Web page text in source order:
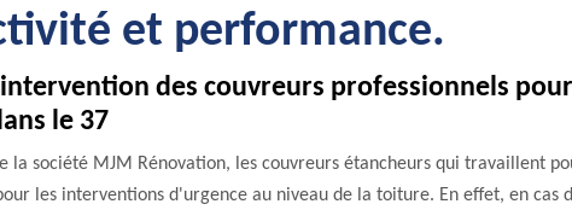
et performance.
des couvreurs professionnels
le 37
la société MJM Rénovation, les couvreurs étancheurs qui travaillent
les interventions d'urgence au niveau de la toiture. En effet, en cas